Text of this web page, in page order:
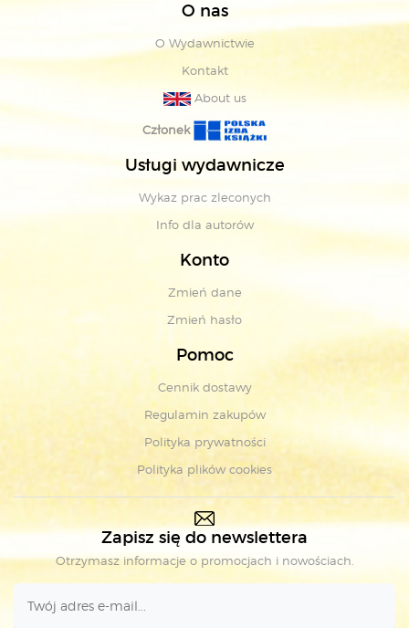
O nas
O Wydawnictwie
Kontakt
About us
Członek
Usługi wydawnicze
Wykaz prac zleconych
Info dla autorów
Konto
Zmień dane
Zmień hasło
Pomoc
Cennik dostawy
Regulamin zakupów
Polityka prywatności
Polityka plików cookies
Zapisz się do newslettera
Otrzymasz informacje o promocjach i nowościach.